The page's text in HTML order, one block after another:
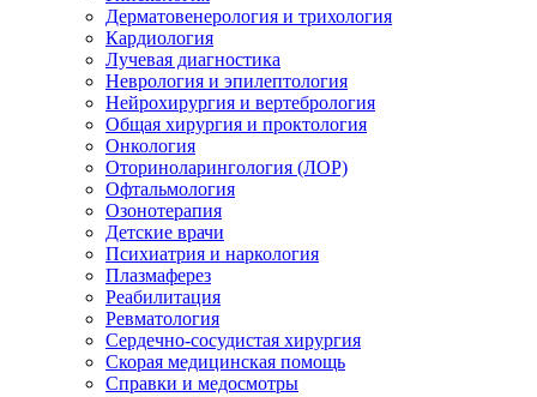
Дерматовенерология и трихология
Кардиология
Лучевая диагностика
Неврология и эпилептология
Нейрохирургия и вертебрология
Общая хирургия и проктология
Онкология
Оториноларингология (ЛОР)
Офтальмология
Озонотерапия
Детские врачи
Психиатрия и наркология
Плазмаферез
Реабилитация
Ревматология
Сердечно-сосудистая хирургия
Скорая медицинская помощь
Справки и медосмотры